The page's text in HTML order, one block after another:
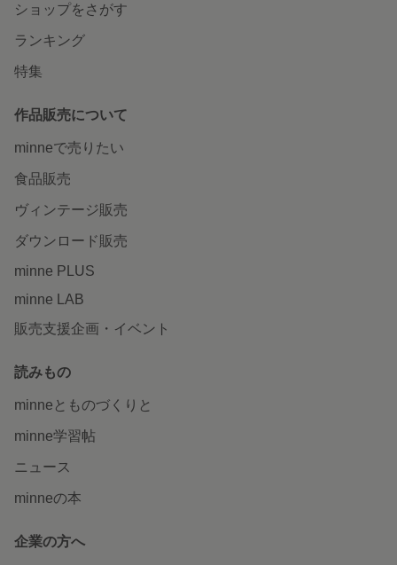
ショップをさがす
ランキング
特集
作品販売について
minneで売りたい
食品販売
ヴィンテージ販売
ダウンロード販売
minne PLUS
minne LAB
販売支援企画・イベント
読みもの
minneとものづくりと
minne学習帖
ニュース
minneの本
企業の方へ